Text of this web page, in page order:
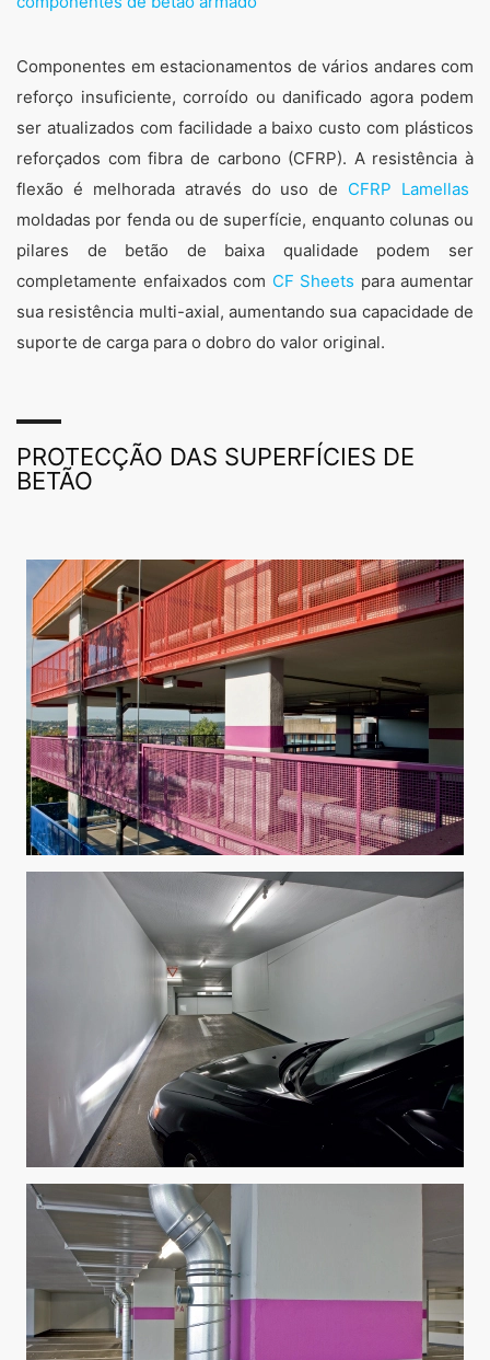
Componentes em estacionamentos de vários andares com
reforço insuficiente, corroído ou danificado agora podem
ser atualizados com facilidade a baixo custo com plásticos
reforçados com fibra de carbono (CFRP). A resistência à
flexão é melhorada através do uso de CFRP Lamellas
moldadas por fenda ou de superfície, enquanto colunas ou
pilares de betão de baixa qualidade podem ser
completamente enfaixados com CF Sheets para aumentar
sua resistência multi-axial, aumentando sua capacidade de
suporte de carga para o dobro do valor original.
PROTECÇÃO DAS SUPERFÍCIES DE
BETÃO